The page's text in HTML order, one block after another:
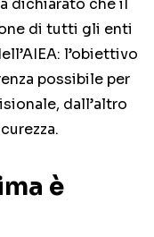
dichiarato che il
di tutti gli enti
l’obiettivo
possibile per
dall’altro
è